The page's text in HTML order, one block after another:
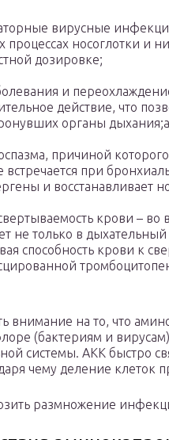
вирусные
процессах носоглотки и
дозировке;
и
действие, что
органы
причиной
встречается при
и восстанавливает
крови –
не только в
способность крови к
внимание на то, что
(бактериям и
системы. АКК быстро
чему деление клеток
размножение